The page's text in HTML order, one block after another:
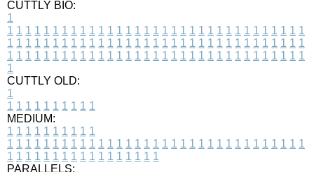
CUTTLY BIO:
1
1 1 1 1 1 1 1 1 1 1 1 1 1 1 1 1 1 1 1 1 1 1 1 1 1 1 1 1 1 1 1 1 1
1 1 1 1 1 1 1 1 1 1 1 1 1 1 1 1 1 1 1 1 1 1 1 1 1 1 1 1 1 1 1 1 1
1 1 1 1 1 1 1 1 1 1 1 1 1 1 1 1 1 1 1 1 1 1 1 1 1 1 1 1 1 1 1 1 1
1
CUTTLY OLD:
1
1 1 1 1 1 1 1 1 1 1
MEDIUM:
1 1 1 1 1 1 1 1 1 1
1 1 1 1 1 1 1 1 1 1 1 1 1 1 1 1 1 1 1 1 1 1 1 1 1 1 1 1 1 1 1 1 1
1 1 1 1 1 1 1 1 1 1 1 1 1 1 1 1 1
PARALLELS: